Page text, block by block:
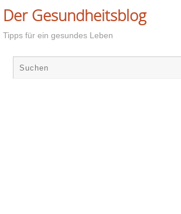
Der Gesundheitsblog
Tipps für ein gesundes Leben